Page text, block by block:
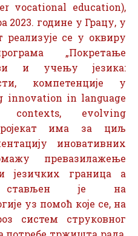
vocational education),
2023. године у Грацу, у
реализује се у оквиру
„Покретање
и учењу језика:
компетенције у
innovation in language
contexts, evolving
има за циљ
иновативних
превазилажење
језичких граница а
стављен је на
уз помоћ које се, на
систем струковног